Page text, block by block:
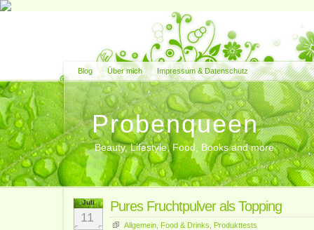
Blog Über mich Impressum & Datenschutz
Probenqueen
Beauty, Lifestyle, Food, Books and more
Juli
11
Pures Fruchtpulver als Topping
Allgemein Food & Drinks Produkttests